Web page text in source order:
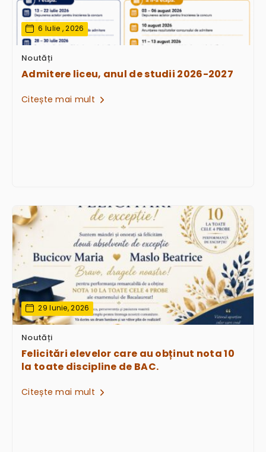
6 Iulie , 2026
Noutăți
Admitere liceu, anul de studii 2026-2027
Citește mai mult
29 Iunie, 2026
Noutăți
Felicitări elevelor care au obținut nota 10
la toate discipline de BAC.
Citește mai mult